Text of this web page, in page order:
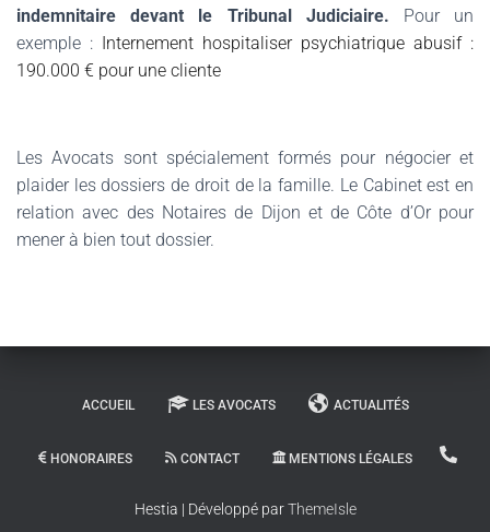
indemnitaire devant le Tribunal Judiciaire. Pour un
exemple : Internement hospitaliser psychiatrique abusif :
190.000 € pour une cliente
Les Avocats sont spécialement formés pour négocier et
plaider les dossiers de droit de la famille. Le Cabinet est en
relation avec des Notaires de Dijon et de Côte d’Or pour
mener à bien tout dossier.
ACCUEIL LES AVOCATS ACTUALITÉS
HONORAIRES CONTACT MENTIONS LÉGALES
Hestia | Développé parThemeIsle